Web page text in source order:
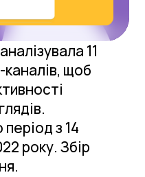
11
каналів, щоб
з 14
року. Збір